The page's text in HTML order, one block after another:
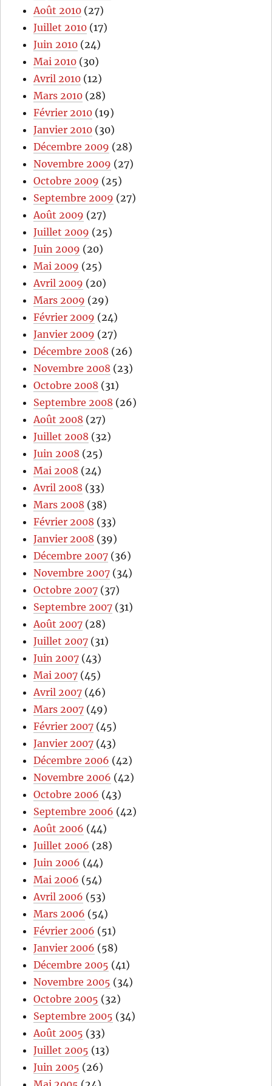
Août 2010 (27)
Juillet 2010 (17)
Juin 2010 (24)
Mai 2010 (30)
Avril 2010 (12)
Mars 2010 (28)
Février 2010 (19)
Janvier 2010 (30)
Décembre 2009 (28)
Novembre 2009 (27)
Octobre 2009 (25)
Septembre 2009 (27)
Août 2009 (27)
Juillet 2009 (25)
Juin 2009 (20)
Mai 2009 (25)
Avril 2009 (20)
Mars 2009 (29)
Février 2009 (24)
Janvier 2009 (27)
Décembre 2008 (26)
Novembre 2008 (23)
Octobre 2008 (31)
Septembre 2008 (26)
Août 2008 (27)
Juillet 2008 (32)
Juin 2008 (25)
Mai 2008 (24)
Avril 2008 (33)
Mars 2008 (38)
Février 2008 (33)
Janvier 2008 (39)
Décembre 2007 (36)
Novembre 2007 (34)
Octobre 2007 (37)
Septembre 2007 (31)
Août 2007 (28)
Juillet 2007 (31)
Juin 2007 (43)
Mai 2007 (45)
Avril 2007 (46)
Mars 2007 (49)
Février 2007 (45)
Janvier 2007 (43)
Décembre 2006 (42)
Novembre 2006 (42)
Octobre 2006 (43)
Septembre 2006 (42)
Août 2006 (44)
Juillet 2006 (28)
Juin 2006 (44)
Mai 2006 (54)
Avril 2006 (53)
Mars 2006 (54)
Février 2006 (51)
Janvier 2006 (58)
Décembre 2005 (41)
Novembre 2005 (34)
Octobre 2005 (32)
Septembre 2005 (34)
Août 2005 (33)
Juillet 2005 (13)
Juin 2005 (26)